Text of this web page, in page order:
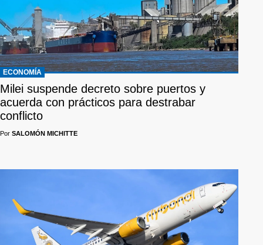
ECONOMÍA
Milei suspende decreto sobre puertos y
acuerda con prácticos para destrabar
conflicto
Por SALOMÓN MICHITTE